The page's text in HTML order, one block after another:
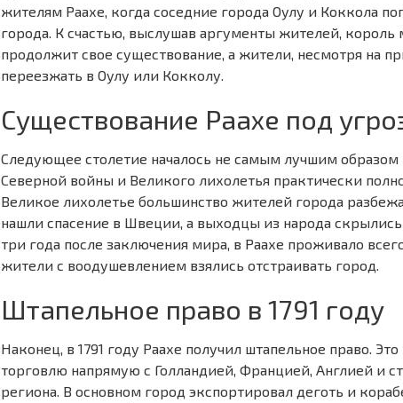
жителям Раахе, когда соседние города Оулу и Коккола
города. К счастью, выслушав аргументы жителей, король
продолжит свое существование, а жители, несмотря на
переезжать в Оулу или Кокколу.
Существование Раахе под
Следующее столетие началось не самым лучшим
Северной войны и Великого лихолетья практически
Великое лихолетье большинство жителей города
нашли спасение в Швеции, а выходцы из народа
три года после заключения мира, в Раахе проживало
жители с воодушевлением взялись отстраивать город.
Штапельное право в 1791 году
Наконец, в 1791 году Раахе получил штапельное право.
торговлю напрямую с Голландией, Францией, Англией и
региона. В основном город экспортировал деготь и